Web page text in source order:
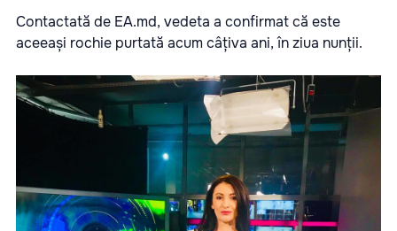
Contactată de EA.md, vedeta a confirmat că este
aceeași rochie purtată acum câțiva ani, în ziua nunții.